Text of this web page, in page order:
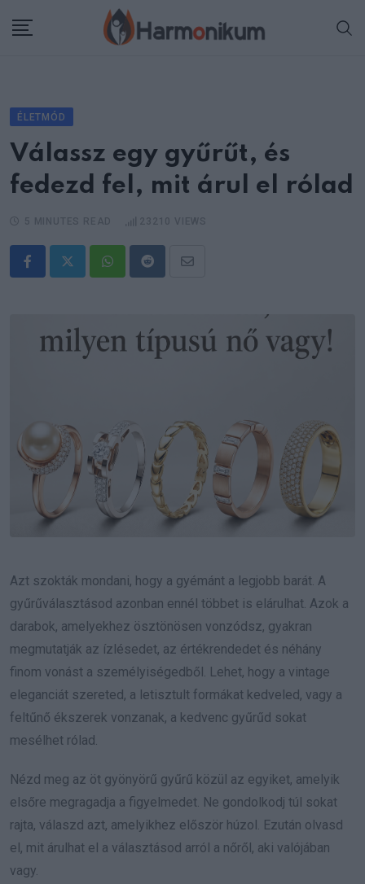
ÉLETMÓD
Válassz egy gyűrűt, és
fedezd fel, mit árul el rólad
WhatsappRedditShare
Azt szokták mondani, hogy a gyémánt a legjobb barát. A
gyűrűválasztásod azonban ennél többet is elárulhat. Azok a
darabok, amelyekhez ösztönösen vonzódsz, gyakran
megmutatják az ízlésedet, az értékrendedet és néhány
finom vonást a személyiségedből. Lehet, hogy a vintage
eleganciát szereted, a letisztult formákat kedveled, vagy a
feltűnő ékszerek vonzanak, a kedvenc gyűrűd sokat
mesélhet rólad.
Nézd meg az öt gyönyörű gyűrű közül az egyiket, amelyik
elsőre megragadja a figyelmedet. Ne gondolkodj túl sokat
rajta, válaszd azt, amelyikhez először húzol. Ezután olvasd
el, mit árulhat el a választásod arról a nőről, aki valójában
vagy.